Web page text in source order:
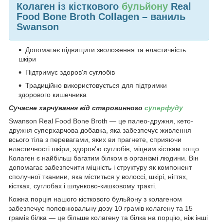
Колаген із кісткового бульйону Real
Food Bone Broth Collagen – ваниль
Swanson
Допомагає підвищити зволоження та еластичність
шкіри
Підтримує здоров'я суглобів
Традиційно використовується для підтримки
здорового кишечника
Сучасне харчування від старовинного суперфуду
Swanson Real Food Bone Broth — це палео-дружня, кето-
дружня суперхарчова добавка, яка забезпечує живлення
всього тіла з перевагами, яких ви прагнете, сприяючи
еластичності шкіри, здоров’ю суглобів, міцним кісткам тощо.
Колаген є найбільш багатим білком в організмі людини. Він
допомагає забезпечити міцність і структуру як компонент
сполучної тканини, яка міститься у волоссі, шкірі, нігтях,
кістках, суглобах і шлунково-кишковому тракті.
Кожна порція нашого кісткового бульйону з колагеном
забезпечує поповнювальну дозу 10 грамів колагену та 15
грамів білка — це більше колагену та білка на порцію, ніж інші